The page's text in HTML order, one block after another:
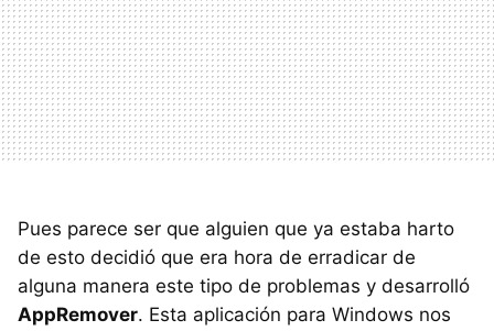
Pues parece ser que alguien que ya estaba harto
de esto decidió que era hora de erradicar de
alguna manera este tipo de problemas y desarrolló
AppRemover. Esta aplicación para Windows nos